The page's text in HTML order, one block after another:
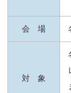
会 場
対 象